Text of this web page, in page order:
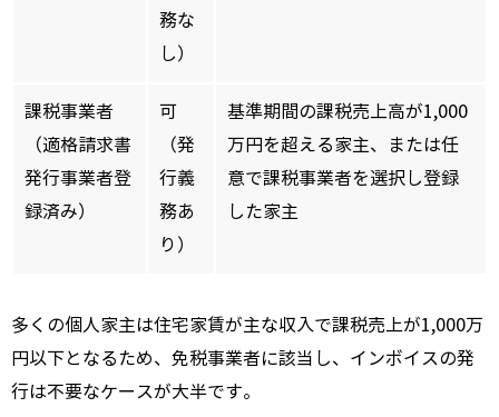
務な
し）
課税事業者
（適格請求書
発行事業者登
録済み）
可
（発
行義
務あ
り）
基準期間の課税売上高が1,000
万円を超える家主、または任
意で課税事業者を選択し登録
した家主
多くの個人家主は住宅家賃が主な収入で課税売上が1,000万
円以下となるため、免税事業者に該当し、インボイスの発
行は不要なケースが大半です。